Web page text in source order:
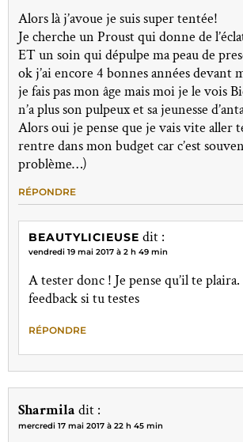
Alors là j’avoue je suis super tentée!
Je cherche un Proust qui donne de
ET un soin qui dépulpe ma peau de
ok j’ai encore 4 bonnes années devant
je fais pas mon âge mais moi je le vois
n’a plus son pulpeux et sa jeunesse
Alors oui je pense que je vais vite aller
rentre dans mon budget car c’est
problème…)
RÉPONDRE
BEAUTYLICIEUSE dit :
vendredi 19 mai 2017 à 2 h 49 min
A tester donc ! Je pense qu’il te
feedback si tu testes
RÉPONDRE
Sharmila dit :
mercredi 17 mai 2017 à 22 h 45 min